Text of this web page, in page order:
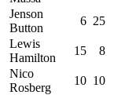
Jenson
Button
6 25
Lewis
Hamilton
15
8
Nico
Rosberg
10 10